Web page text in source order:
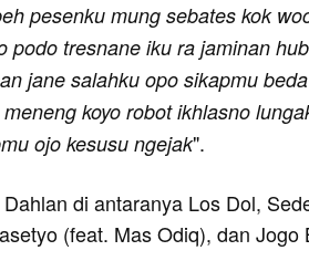
pesenku mung sebates kok
podo tresnane iku ra jaminan
jane salahku opo sikapmu
koyo robot ikhlasno
ojo kesusu ngejak".
di antaranya Los Dol,
(feat. Mas Odiq), dan Jogo